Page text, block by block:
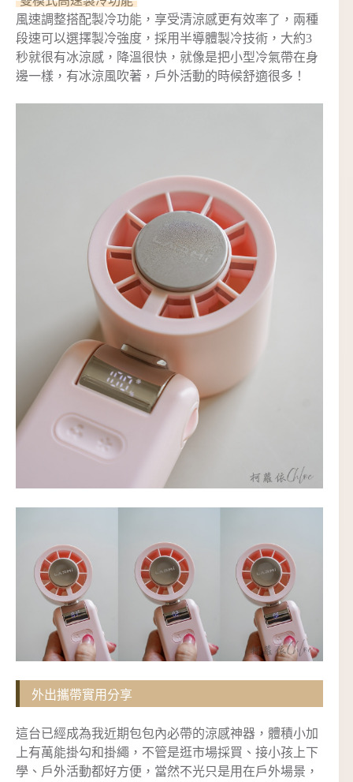
風速調整搭配製冷功能，享受清涼感更有效率了，兩種
段速可以選擇製冷強度，採用半導體製冷技術，大約3
秒就很有冰涼感，降溫很快，就像是把小型冷氣帶在身
邊一樣，有冰涼風吹著，戶外活動的時候舒適很多！
外出攜帶實用分享
這台已經成為我近期包包內必帶的涼感神器，體積小加
上有萬能掛勾和掛繩，不管是逛市場採買、接小孩上下
學、戶外活動都好方便，當然不光只是用在戶外場景，